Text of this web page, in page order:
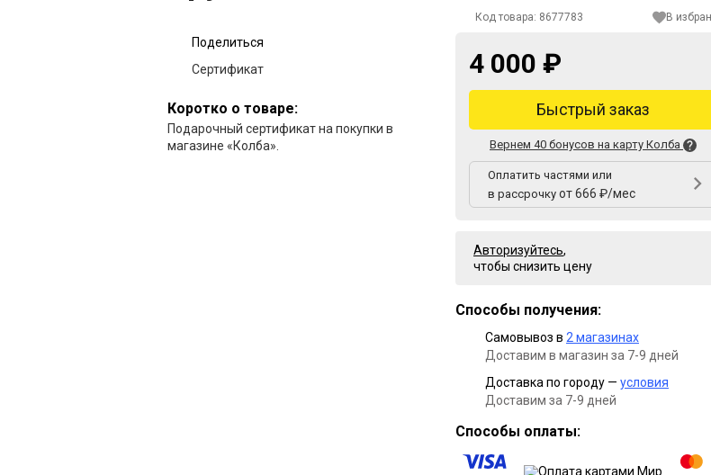
Поделиться
Сертификат
Коротко о товаре:
Подарочный сертификат на покупки в
магазине «Колба».
Код товара: 8677783 В
4 000 ₽
Быстрый заказ
Вернем 40 бонусов на карту Колба
Оплатить частями или
в рассрочку от 666 ₽/мес
Авторизуйтесь,
чтобы снизить цену
Способы получения:
Самовывоз в 2 магазинах
Доставим в магазин за 7-9 дней
Доставка по городу — условия
Доставим за 7-9 дней
Способы оплаты: